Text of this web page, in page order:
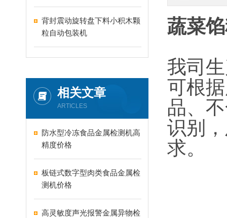
背封震动旋转盘下料小积木颗
粒自动包装机
相关文章
ARTICLES
防水型冷冻食品金属检测机高
精度价格
板链式数字型肉类食品金属检
测机价格
高灵敏度声光报警金属异物检
蔬菜
我司
可根
品、
识别
求。